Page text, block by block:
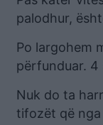
palodhur,
Po largohem
përfunduar. 4
Nuk do ta
tifozët që